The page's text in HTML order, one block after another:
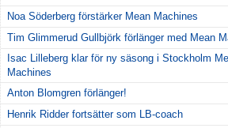
Noa Söderberg förstärker Mean Machines
Tim Glimmerud Gullbjörk förlänger med Mean
Isac Lilleberg klar för ny säsong i Stockholm
Machines
Anton Blomgren förlänger!
Henrik Ridder fortsätter som LB-coach